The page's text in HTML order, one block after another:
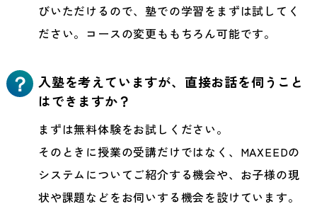
びいただけるので、塾での学習をまずは試してく
ださい。コースの変更ももちろん可能です。
？
入塾を考えていますが、直接お話を伺うこと
はできますか？
まずは無料体験をお試しください。
そのときに授業の受講だけではなく、MAXEEDの
システムについてご紹介する機会や、お子様の現
状や課題などをお伺いする機会を設けています。